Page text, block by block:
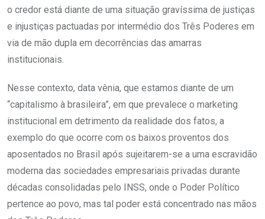
o credor está diante de uma situação gravíssima de justiças
e injustiças pactuadas por intermédio dos Três Poderes em
via de mão dupla em decorrências das amarras
institucionais.
Nesse contexto, data vênia, que estamos diante de um
“capitalismo à brasileira”, em que prevalece o marketing
institucional em detrimento da realidade dos fatos, a
exemplo do que ocorre com os baixos proventos dos
aposentados no Brasil após sujeitarem-se a uma escravidão
moderna das sociedades empresariais privadas durante
décadas consolidadas pelo INSS, onde o Poder Político
pertence ao povo, mas tal poder está concentrado nas mãos